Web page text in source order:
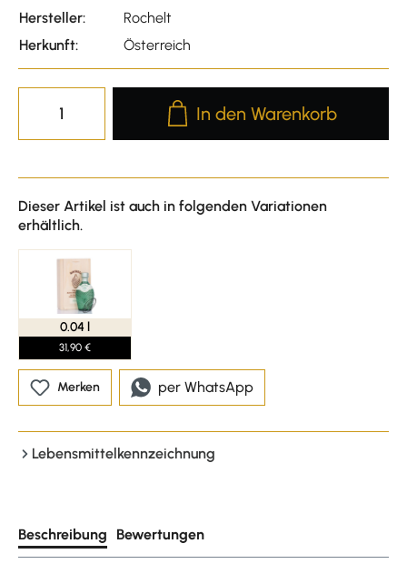
Hersteller:
Rochelt
Herkunft:
Österreich
Produkt Anzahl: Gib den
In den Warenkorb
Dieser Artikel ist auch in folgenden Variationen
erhältlich.
0.04 l
31,90 €
Merken per WhatsApp
Lebensmittelkennzeichnung
Beschreibung Bewertungen